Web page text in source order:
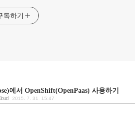
독하기
에서 OpenShift(OpenPaas) 사용하기
2015. 7. 31. 15:47